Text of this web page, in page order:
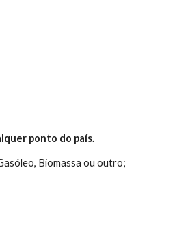
ponto do país.
Biomassa ou outro;